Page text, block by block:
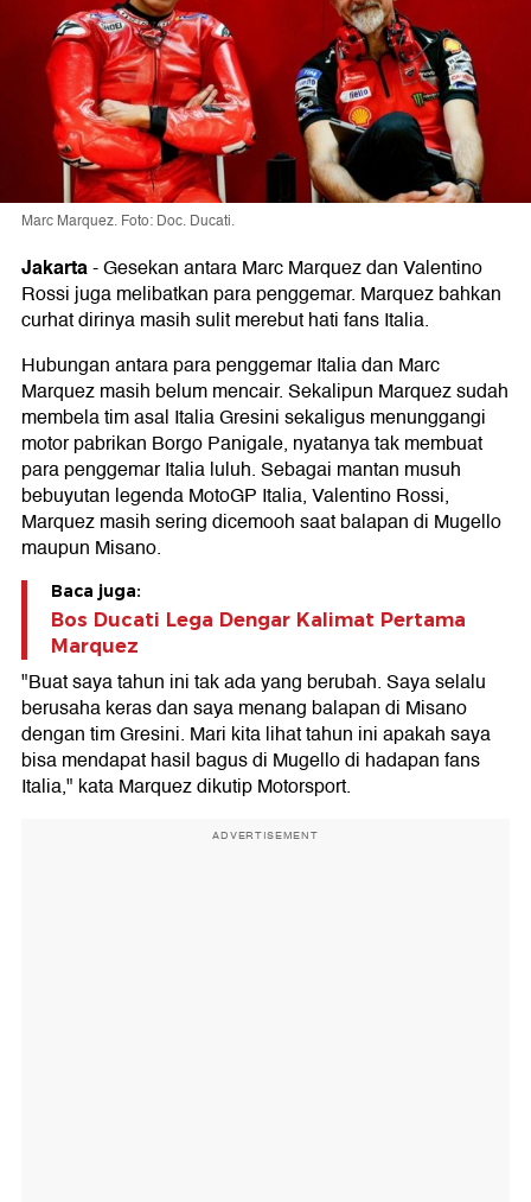
Marc Marquez. Foto: Doc. Ducati.
Jakarta-Gesekan antara Marc Marquez dan Valentino
Rossi juga melibatkan para penggemar. Marquez bahkan
curhat dirinya masih sulit merebut hati fans Italia.
Hubungan antara para penggemar Italia dan Marc
Marquez masih belum mencair. Sekalipun Marquez sudah
membela tim asal Italia Gresini sekaligus menunggangi
motor pabrikan Borgo Panigale, nyatanya tak membuat
para penggemar Italia luluh. Sebagai mantan musuh
bebuyutan legenda MotoGP Italia, Valentino Rossi,
Marquez masih sering dicemooh saat balapan di Mugello
maupun Misano.
Baca juga:
Bos Ducati Lega Dengar Kalimat Pertama
Marquez
"Buat saya tahun ini tak ada yang berubah. Saya selalu
berusaha keras dan saya menang balapan di Misano
dengan tim Gresini. Mari kita lihat tahun ini apakah saya
bisa mendapat hasil bagus di Mugello di hadapan fans
Italia," kata Marquez dikutip Motorsport.
ADVERTISEMENT